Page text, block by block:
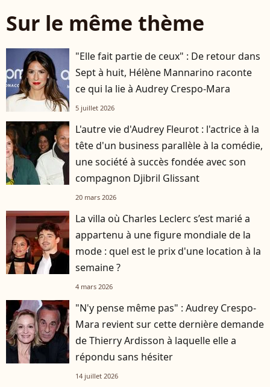
Sur le même thème
"Elle fait partie de ceux" : De retour dans
Sept à huit, Hélène Mannarino raconte
ce qui la lie à Audrey Crespo-Mara
5 juillet 2026
L'autre vie d'Audrey Fleurot : l'actrice à la
tête d'un business parallèle à la comédie,
une société à succès fondée avec son
compagnon Djibril Glissant
20 mars 2026
La villa où Charles Leclerc s’est marié a
appartenu à une figure mondiale de la
mode : quel est le prix d'une location à la
semaine ?
4 mars 2026
"N'y pense même pas" : Audrey Crespo-
Mara revient sur cette dernière demande
de Thierry Ardisson à laquelle elle a
répondu sans hésiter
14 juillet 2026